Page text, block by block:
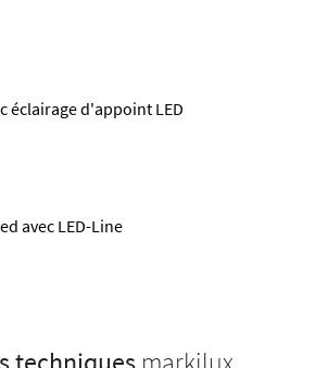
éclairage d'appoint LED
avec LED-Line